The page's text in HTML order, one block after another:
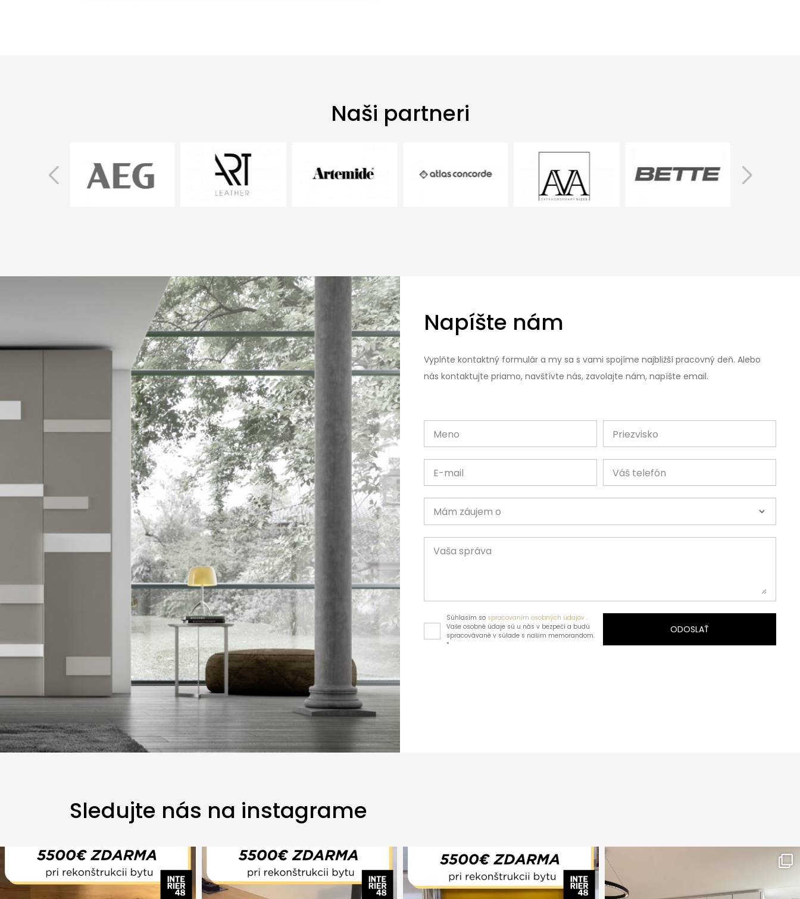
Naši partneri
Napíšte nám
Vyplňte kontaktný formulár a my sa s vami spojíme najbližší pracovný deň. Alebo
nás kontaktujte priamo, navštívte nás, zavolajte nám, napíšte email.
Meno Priezvisko
E-mail Váš telefón
Mám záujem o
Vaša správa
Súhlasím so spracovaním osobných údajov .
Vaše osobné údaje sú u nás v bezpečí a budú
spracovávané v súlade s našim memorandom.
*
ODOSLAŤ
Sledujte nás na instagrame